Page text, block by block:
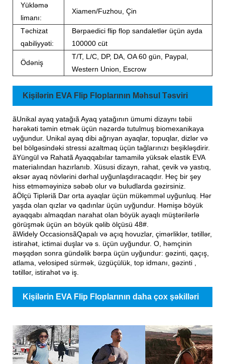
Yükləmə
limanı:
Xiamen/Fuzhou, Çin
Təchizat
qabiliyyəti:
Bərpaedici flip flop sandaletlər üçün ayda
100000 cüt
Ödəniş
T/T, L/C, DP, DA, OA 60 gün, Paypal,
Western Union, Escrow
Kişilərin EVA Flip Floplarının Məhsul Təsviri
ãUnikal ayaq yatağıã Ayaq yatağının ümumi dizaynı təbii
hərəkəti təmin etmək üçün nəzərdə tutulmuş biomexanikaya
uyğundur. Unikal ayaq dibi ağrıyan ayaqlar, topuqlar, dizlər və
bel bölgəsindəki stressi azaltmaq üçün tağlarınızı beşikləşdirir.
ãYüngül və Rahatã Ayaqqabılar tamamilə yüksək elastik EVA
materialından hazırlanıb. Xüsusi dizayn, rahat, çevik və yastıq,
əksər ayaq növlərini dərhal uyğunlaşdıracaqdır. Heç bir şey
hiss etməməyinizə səbəb olur və buludlarda gəzirsiniz.
ãÖlçü Tipləriã Dar orta ayaqlar üçün mükəmməl uyğunluq. Hər
yaşda olan qızlar və qadınlar üçün uyğundur. Həmişə böyük
ayaqqabı almaqdan narahat olan böyük ayaqlı müştərilərlə
görüşmək üçün ən böyük qəlib ölçüsü 48#.
ãWidely OccasionsãQapalı və açıq hovuzlar, çimərliklər, tətillər,
istirahət, ictimai duşlar və s. üçün uyğundur. O, həmçinin
məşqdən sonra gündəlik bərpa üçün uyğundur: gəzinti, qaçış,
atlama, velosiped sürmək, üzgüçülük, top idmanı, gəzinti ,
tətillər, istirahət və iş.
Kişilərin EVA Flip Floplarının daha çox şəkilləri